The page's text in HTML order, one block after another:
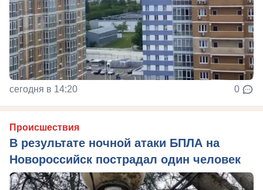
сегодня в 14:20 0
Происшествия
В результате ночной атаки БПЛА на
Новороссийск пострадал один человек